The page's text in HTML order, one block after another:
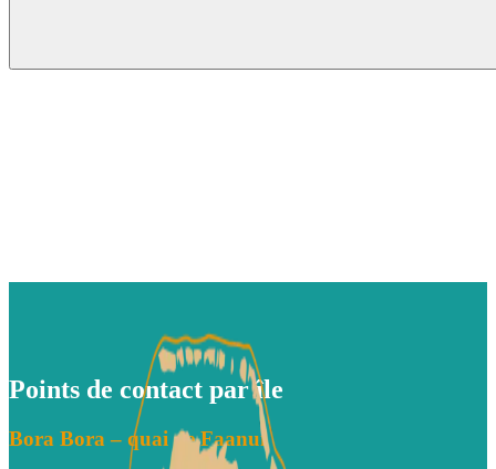
Points de contact par île
Bora Bora – quai de Faanui